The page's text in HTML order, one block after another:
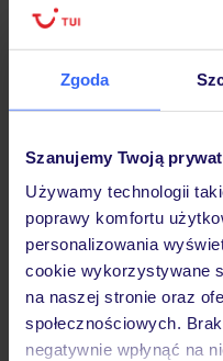
Zgoda
Szanujemy Twoją
Używamy technologii
poprawy komfortu
personalizowania
cookie wykorzystywane
na naszej stronie oraz
społecznościowych.
negatywnie wpłynąć na
Dlaczego